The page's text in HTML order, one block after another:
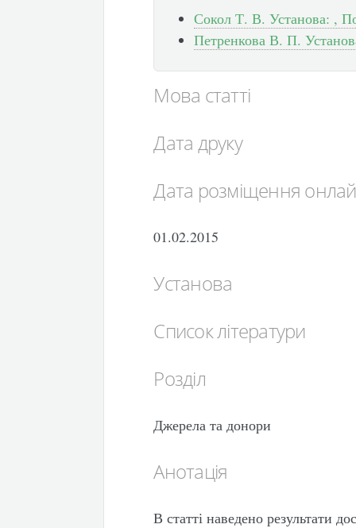
Сокол Т. В. Установа: ,
Петренкова В. П.
Мова статті
Дата друку
Дата розміщення
01.02.2015
Установа
Список літератури
Розділ
Джерела та донори
Анотація
В статті наведено результати